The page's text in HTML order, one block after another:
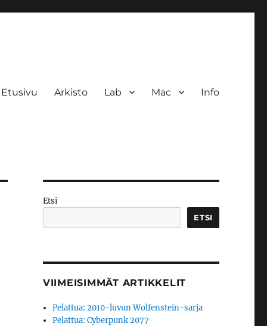
Etusivu Arkisto Lab Mac Info
Etsi
ETSI
VIIMEISIMMÄT ARTIKKELIT
Pelattua: 2010-luvun Wolfenstein-sarja
Pelattua: Cyberpunk 2077